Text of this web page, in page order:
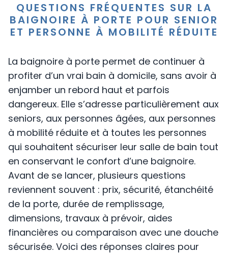
QUESTIONS FRÉQUENTES SUR LA
BAIGNOIRE À PORTE POUR SENIOR
ET PERSONNE À MOBILITÉ RÉDUITE
La baignoire à porte permet de continuer à
profiter d’un vrai bain à domicile, sans avoir à
enjamber un rebord haut et parfois
dangereux. Elle s’adresse particulièrement aux
seniors, aux personnes âgées, aux personnes
à mobilité réduite et à toutes les personnes
qui souhaitent sécuriser leur salle de bain tout
en conservant le confort d’une baignoire.
Avant de se lancer, plusieurs questions
reviennent souvent : prix, sécurité, étanchéité
de la porte, durée de remplissage,
dimensions, travaux à prévoir, aides
financières ou comparaison avec une douche
sécurisée. Voici des réponses claires pour